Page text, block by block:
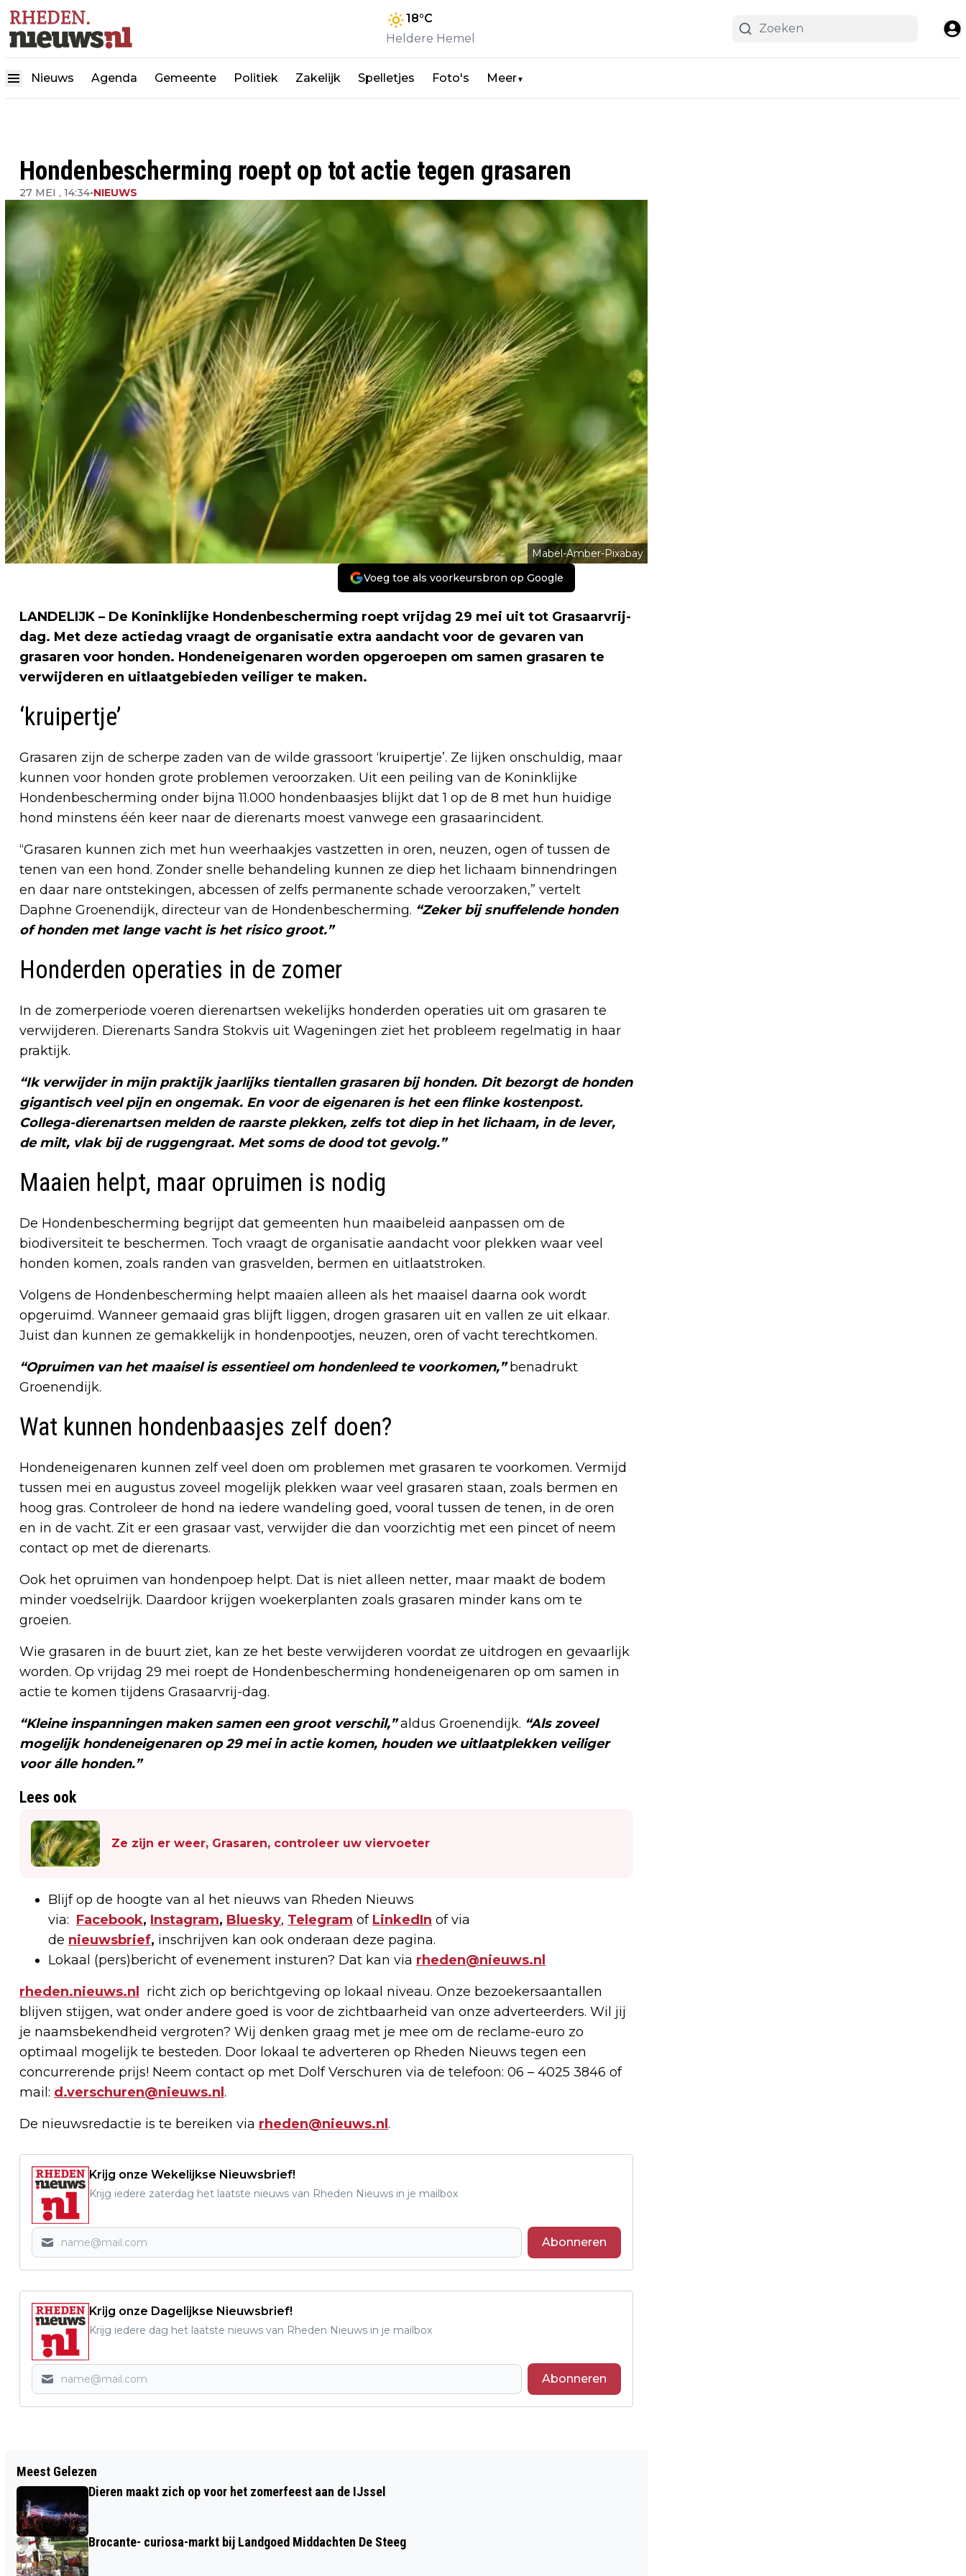
18°C
Heldere Hemel
Nieuws Agenda Gemeente Politiek Zakelijk Spelletjes Foto's Meer▼
Hondenbescherming roept op tot actie tegen grasaren
27 MEI , 14:34•NIEUWS
Mabel-Amber-Pixabay
Voeg toe als voorkeursbron op Google
LANDELIJK – De Koninklijke Hondenbescherming roept vrijdag 29 mei uit tot Grasaarvrij-
dag. Met deze actiedag vraagt de organisatie extra aandacht voor de gevaren van
grasaren voor honden. Hondeneigenaren worden opgeroepen om samen grasaren te
verwijderen en uitlaatgebieden veiliger te maken.
‘kruipertje’
Grasaren zijn de scherpe zaden van de wilde grassoort ‘kruipertje’. Ze lijken onschuldig, maar
kunnen voor honden grote problemen veroorzaken. Uit een peiling van de Koninklijke
Hondenbescherming onder bijna 11.000 hondenbaasjes blijkt dat 1 op de 8 met hun huidige
hond minstens één keer naar de dierenarts moest vanwege een grasaarincident.
“Grasaren kunnen zich met hun weerhaakjes vastzetten in oren, neuzen, ogen of tussen de
tenen van een hond. Zonder snelle behandeling kunnen ze diep het lichaam binnendringen
en daar nare ontstekingen, abcessen of zelfs permanente schade veroorzaken,” vertelt
Daphne Groenendijk, directeur van de Hondenbescherming. “Zeker bij snuffelende honden
of honden met lange vacht is het risico groot.”
Honderden operaties in de zomer
In de zomerperiode voeren dierenartsen wekelijks honderden operaties uit om grasaren te
verwijderen. Dierenarts Sandra Stokvis uit Wageningen ziet het probleem regelmatig in haar
praktijk.
“Ik verwijder in mijn praktijk jaarlijks tientallen grasaren bij honden. Dit bezorgt de honden
gigantisch veel pijn en ongemak. En voor de eigenaren is het een flinke kostenpost.
Collega-dierenartsen melden de raarste plekken, zelfs tot diep in het lichaam, in de lever,
de milt, vlak bij de ruggengraat. Met soms de dood tot gevolg.”
Maaien helpt, maar opruimen is nodig
De Hondenbescherming begrijpt dat gemeenten hun maaibeleid aanpassen om de
biodiversiteit te beschermen. Toch vraagt de organisatie aandacht voor plekken waar veel
honden komen, zoals randen van grasvelden, bermen en uitlaatstroken.
Volgens de Hondenbescherming helpt maaien alleen als het maaisel daarna ook wordt
opgeruimd. Wanneer gemaaid gras blijft liggen, drogen grasaren uit en vallen ze uit elkaar.
Juist dan kunnen ze gemakkelijk in hondenpootjes, neuzen, oren of vacht terechtkomen.
“Opruimen van het maaisel is essentieel om hondenleed te voorkomen,”benadrukt
Groenendijk.
Wat kunnen hondenbaasjes zelf doen?
Hondeneigenaren kunnen zelf veel doen om problemen met grasaren te voorkomen. Vermijd
tussen mei en augustus zoveel mogelijk plekken waar veel grasaren staan, zoals bermen en
hoog gras. Controleer de hond na iedere wandeling goed, vooral tussen de tenen, in de oren
en in de vacht. Zit er een grasaar vast, verwijder die dan voorzichtig met een pincet of neem
contact op met de dierenarts.
Ook het opruimen van hondenpoep helpt. Dat is niet alleen netter, maar maakt de bodem
minder voedselrijk. Daardoor krijgen woekerplanten zoals grasaren minder kans om te
groeien.
Wie grasaren in de buurt ziet, kan ze het beste verwijderen voordat ze uitdrogen en gevaarlijk
worden. Op vrijdag 29 mei roept de Hondenbescherming hondeneigenaren op om samen in
actie te komen tijdens Grasaarvrij-dag.
“Kleine inspanningen maken samen een groot verschil,”aldus Groenendijk. “Als zoveel
mogelijk hondeneigenaren op 29 mei in actie komen, houden we uitlaatplekken veiliger
voor álle honden.”
Lees ook
Ze zijn er weer, Grasaren, controleer uw viervoeter
Blijf op de hoogte van al het nieuws van Rheden Nieuws
via: Facebook, Instagram, Bluesky, Telegram of LinkedIn of via
de nieuwsbrief, inschrijven kan ook onderaan deze pagina.
Lokaal (pers)bericht of evenement insturen? Dat kan via rheden@nieuws.nl
rheden.nieuws.nl
richt zich op berichtgeving op lokaal niveau. Onze bezoekersaantallen
blijven stijgen, wat onder andere goed is voor de zichtbaarheid van onze adverteerders. Wil jij
je naamsbekendheid vergroten? Wij denken graag met je mee om de reclame-euro zo
optimaal mogelijk te besteden. Door lokaal te adverteren op Rheden Nieuws tegen een
concurrerende prijs! Neem contact op met Dolf Verschuren via de telefoon: 06 – 4025 3846 of
mail: d.verschuren@nieuws.nl .
De nieuwsredactie is te bereiken via rheden@nieuws.nl .
Krijg onze Wekelijkse Nieuwsbrief!
Krijg iedere zaterdag het laatste nieuws van Rheden Nieuws in je mailbox
Abonneren
Krijg onze Dagelijkse Nieuwsbrief!
Krijg iedere dag het laatste nieuws van Rheden Nieuws in je mailbox
Abonneren
GEMEENTE RHEDEN ORGANISEERT
INFORMATIESTANDS OVER HITTE EN
GEZONDHEID
GESTART
Meest Gelezen
Dieren maakt zich op voor het zomerfeest aan de IJssel
Brocante- curiosa-markt bij Landgoed Middachten De Steeg